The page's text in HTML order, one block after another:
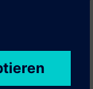
sl com um
e
de sua